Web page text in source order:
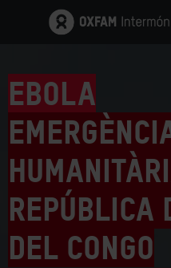
EBOLA
REPÚBLICA
DEL CONGO